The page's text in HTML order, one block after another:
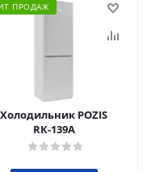
ПРОДАЖ
Холодильник POZIS
RК-139А